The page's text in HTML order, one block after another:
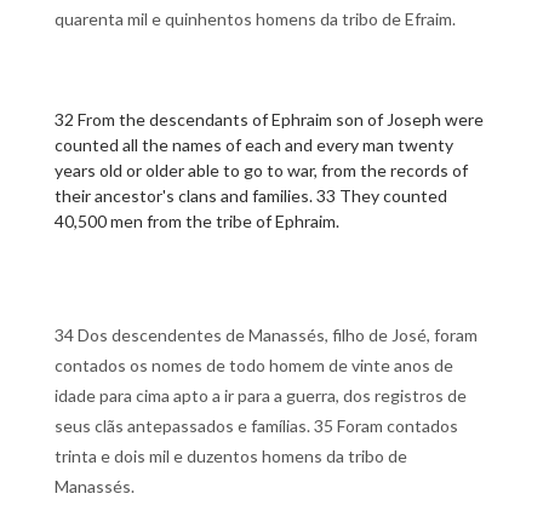
quarenta mil e quinhentos homens da tribo de Efraim.
32 From the descendants of Ephraim son of Joseph were
counted all the names of each and every man twenty
years old or older able to go to war, from the records of
their ancestor's clans and families. 33 They counted
40,500 men from the tribe of Ephraim.
34 Dos descendentes de Manassés, filho de José, foram
contados os nomes de todo homem de vinte anos de
idade para cima apto a ir para a guerra, dos registros de
seus clãs antepassados e famílias. 35 Foram contados
trinta e dois mil e duzentos homens da tribo de
Manassés.